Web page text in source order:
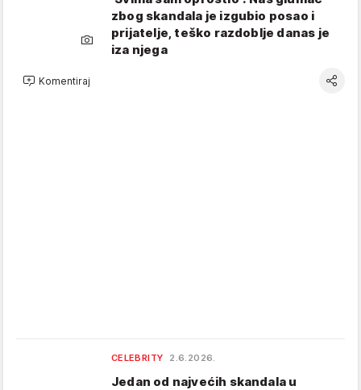
zbog skandala je izgubio posao i
prijatelje, teško razdoblje danas je
iza njega
Komentiraj
CELEBRITY 2.6.2026.
Jedan od najvećih skandala u